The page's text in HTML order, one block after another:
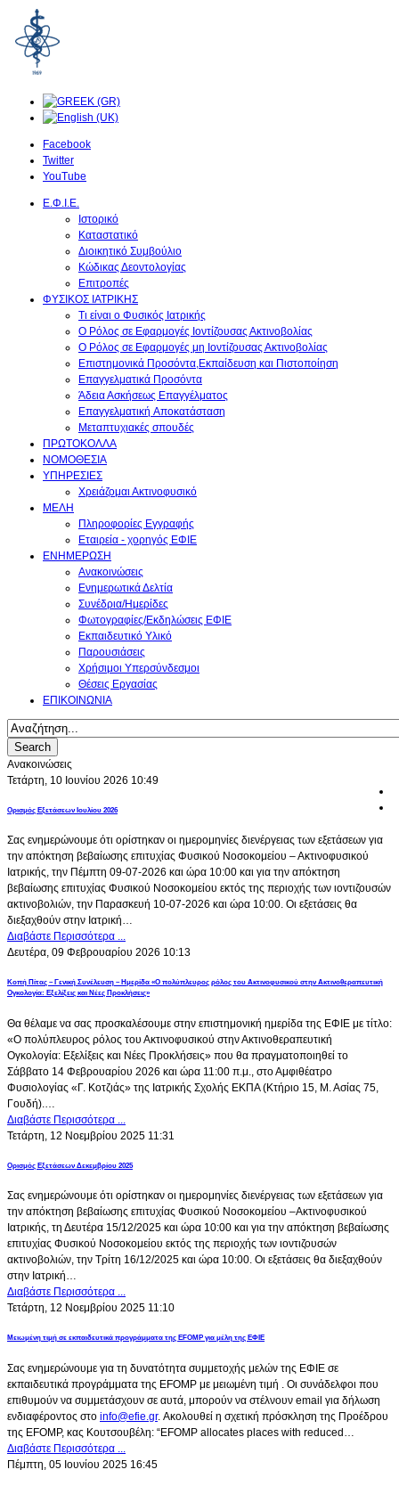
Facebook
Twitter
YouTube
Ε.Φ.Ι.Ε.
Ιστορικό
Καταστατικό
Διοικητικό Συμβούλιο
Κώδικας Δεοντολογίας
Επιτροπές
ΦΥΣΙΚΟΣ ΙΑΤΡΙΚΗΣ
Τι είναι ο Φυσικός Ιατρικής
O Ρόλος σε Εφαρμογές Ιοντίζουσας Ακτινοβολίας
O Ρόλος σε Εφαρμογές μη Ιοντίζουσας Ακτινοβολίας
Επιστημονικά Προσόντα,Εκπαίδευση και Πιστοποίηση
Επαγγελματικά Προσόντα
Άδεια Ασκήσεως Επαγγέλματος
Επαγγελματική Aποκατάσταση
Μεταπτυχιακές σπουδές
ΠΡΩΤΟΚΟΛΛΑ
ΝΟΜΟΘΕΣΙΑ
ΥΠΗΡΕΣΙΕΣ
Χρειάζομαι Ακτινοφυσικό
ΜΕΛΗ
Πληροφορίες Εγγραφής
Εταιρεία - χορηγός ΕΦΙΕ
ΕΝΗΜΕΡΩΣΗ
Ανακοινώσεις
Ενημερωτικά Δελτία
Συνέδρια/Ημερίδες
Φωτογραφίες/Εκδηλώσεις ΕΦΙΕ
Εκπαιδευτικό Υλικό
Παρουσιάσεις
Χρήσιμοι Υπερσύνδεσμοι
Θέσεις Εργασίας
ΕΠΙΚΟΙΝΩΝΙΑ
Search
Ανακοινώσεις
Τετάρτη, 10 Ιουνίου 2026 10:49
Ορισμός Εξετάσεων Ιουλίου 2026
Σας ενημερώνουμε ότι ορίστηκαν οι ημερομηνίες διενέργειας των εξετάσεων για
την απόκτηση βεβαίωσης επιτυχίας Φυσικού Νοσοκομείου – Ακτινοφυσικού
Ιατρικής, την Πέμπτη 09-07-2026 και ώρα 10:00 και για την απόκτηση
βεβαίωσης επιτυχίας Φυσικού Νοσοκομείου εκτός της περιοχής των ιοντιζουσών
ακτινοβολιών, την Παρασκευή 10-07-2026 και ώρα 10:00. Οι εξετάσεις θα
διεξαχθούν στην Ιατρική…
Διαβάστε Περισσότερα ...
Δευτέρα, 09 Φεβρουαρίου 2026 10:13
Κοπή Πίτας – Γενική Συνέλευση – Ημερίδα «Ο πολύπλευρος ρόλος του Ακτινοφυσικού στην Ακτινοθεραπευτική
Ογκολογία: Εξελίξεις και Νέες Προκλήσεις»
Θα θέλαμε να σας προσκαλέσουμε στην επιστημονική ημερίδα της ΕΦΙΕ με τίτλο:
«Ο πολύπλευρος ρόλος του Ακτινοφυσικού στην Ακτινοθεραπευτική
Ογκολογία: Εξελίξεις και Νέες Προκλήσεις» που θα πραγματοποιηθεί το
Σάββατο 14 Φεβρουαρίου 2026 και ώρα 11:00 π.μ., στο Αμφιθέατρο
Φυσιολογίας «Γ. Κοτζιάς» της Ιατρικής Σχολής ΕΚΠΑ (Κτήριο 15, Μ. Ασίας 75,
Γουδή).…
Διαβάστε Περισσότερα ...
Τετάρτη, 12 Νοεμβρίου 2025 11:31
Ορισμός Εξετάσεων Δεκεμβρίου 2025
Σας ενημερώνουμε ότι ορίστηκαν οι ημερομηνίες διενέργειας των εξετάσεων για
την απόκτηση βεβαίωσης επιτυχίας Φυσικού Νοσοκομείου –Ακτινοφυσικού
Ιατρικής, τη Δευτέρα 15/12/2025 και ώρα 10:00 και για την απόκτηση βεβαίωσης
επιτυχίας Φυσικού Νοσοκομείου εκτός της περιοχής των ιοντιζουσών
ακτινοβολιών, την Τρίτη 16/12/2025 και ώρα 10:00. Οι εξετάσεις θα διεξαχθούν
στην Ιατρική…
Διαβάστε Περισσότερα ...
Τετάρτη, 12 Νοεμβρίου 2025 11:10
Μειωμένη τιμή σε εκπαιδευτικά προγράμματα της EFOMP για μέλη της ΕΦΙΕ
Σας ενημερώνουμε για τη δυνατότητα συμμετοχής μελών της ΕΦΙΕ σε
εκπαιδευτικά προγράμματα της EFOMP με μειωμένη τιμή . Οι συνάδελφοι που
επιθυμούν να συμμετάσχουν σε αυτά, μπορούν να στέλνουν email για δήλωση
ενδιαφέροντος στο info@efie.gr. Ακολουθεί η σχετική πρόσκληση της Προέδρου
της EFOMP, κας Κουτσουβέλη: “EFOMP allocates places with reduced…
Διαβάστε Περισσότερα ...
Πέμπτη, 05 Ιουνίου 2025 16:45